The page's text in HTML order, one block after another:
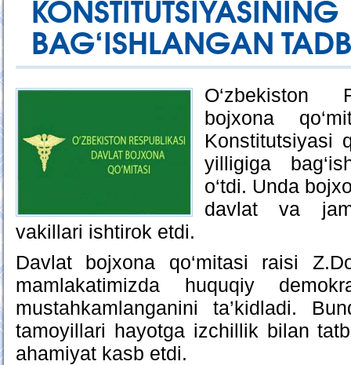
BAG‘ISHLANGAN
O‘zbekiston
bojxona
Konstitutsiyasi
yilligiga
o‘tdi. Unda
davlat va
vakillari ishtirok etdi.
Davlat bojxona qo‘mitasi raisi
mamlakatimizda huquqiy
mustahkamlanganini ta’kidladi.
tamoyillari hayotga izchillik bilan
ahamiyat kasb etdi.